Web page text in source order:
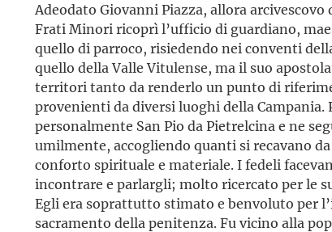
Adeodato Giovanni Piazza, allora arcivescovo
Frati Minori ricoprì l’ufficio di guardiano,
quello di parroco, risiedendo nei conventi
quello della Valle Vitulense, ma il suo
territori tanto da renderlo un punto di
provenienti da diversi luoghi della Campania.
personalmente San Pio da Pietrelcina e ne
umilmente, accogliendo quanti si recavano
conforto spirituale e materiale. I fedeli
incontrare e parlargli; molto ricercato per le
Egli era soprattutto stimato e benvoluto per
sacramento della penitenza. Fu vicino alla